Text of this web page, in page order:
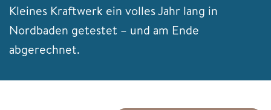
Kleines Kraftwerk ein volles Jahr lang in
Nordbaden getestet – und am Ende
abgerechnet.